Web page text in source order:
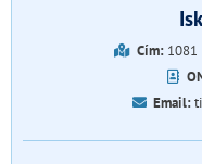
Cím:1081
Email: